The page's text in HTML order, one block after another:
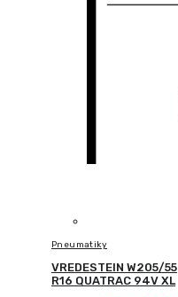
Pneumatiky
VREDESTEIN W205/55
R16 QUATRAC 94V XL